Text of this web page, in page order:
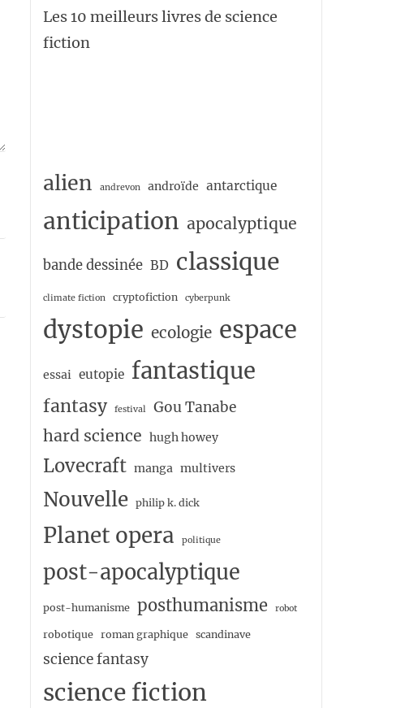
Les 10 meilleurs livres de science
fiction
alien andrevon androïde antarctique
anticipation apocalyptique
bande dessinée BD classique
climate fiction cryptofiction cyberpunk
dystopie ecologie espace
essai eutopie fantastique
fantasy festival Gou Tanabe
hard science hugh howey
Lovecraft manga multivers
Nouvelle philip k. dick
Planet opera politique
post-apocalyptique
post-humanisme posthumanisme robot
robotique roman graphique scandinave
science fantasy
science fiction